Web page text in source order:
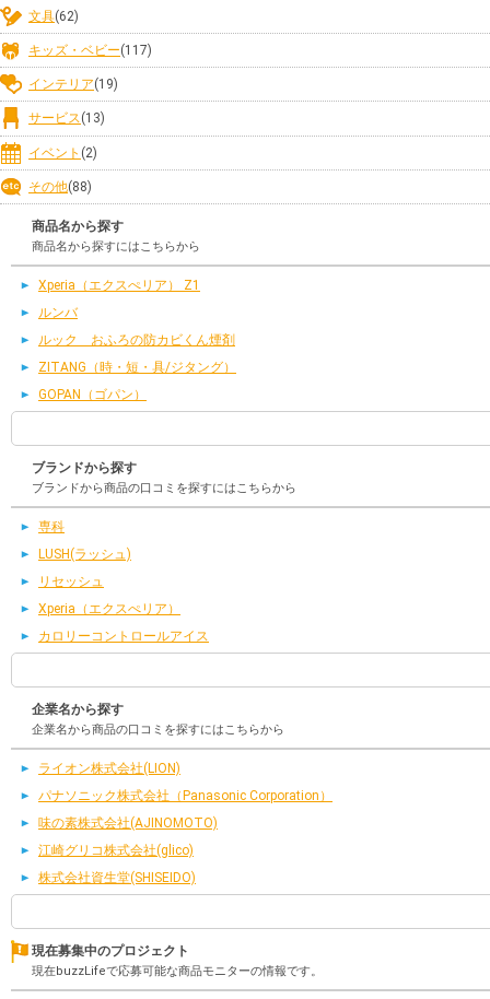
文具(62)
キッズ・ベビー(117)
インテリア(19)
サービス(13)
イベント (2)
その他(88)
商品名から探す
商品名から探すにはこちらから
Xperia（エクスぺリア） Z1
ルンバ
ルック おふろの防カビくん煙剤
ZITANG（時・短・具/ジタング）
GOPAN（ゴパン）
ブランドから探す
ブランドから商品の口コミを探すにはこちらから
専科
LUSH(ラッシュ)
リセッシュ
Xperia（エクスぺリア）
カロリーコントロールアイス
企業名から探す
企業名から商品の口コミを探すにはこちらから
ライオン株式会社(LION)
パナソニック株式会社（Panasonic Corporation）
味の素株式会社(AJINOMOTO)
江崎グリコ株式会社(glico)
株式会社資生堂(SHISEIDO)
現在募集中のプロジェクト
現在buzzLifeで応募可能な商品モニターの情報です。